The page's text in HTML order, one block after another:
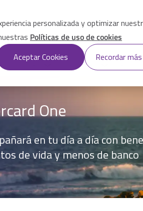
personalizada y optimizar
Políticas de uso de cookies
Aceptar Cookies
Recordar
Inversiones
One
en tu día a día con
de vida y menos de banco